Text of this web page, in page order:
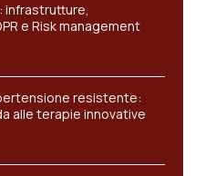
infrastrutture,
e Risk management
resistente:
alle terapie innovative